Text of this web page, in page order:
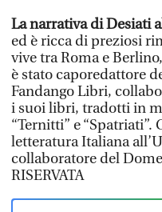
La narrativa di Desiati
ed è ricca di preziosi
vive tra Roma e
è stato caporedattore
Fandango Libri,
i suoi libri, tradotti in
“Ternitti” e
letteratura Italiana
collaboratore del
RISERVATA